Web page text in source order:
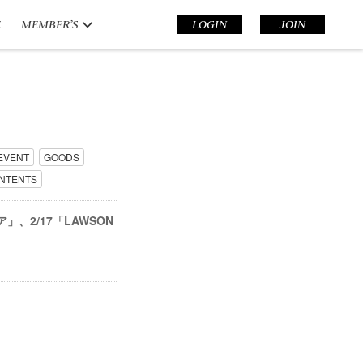
MEMBER’S LOGIN JOIN
GOODS
、2/17「LAWSON